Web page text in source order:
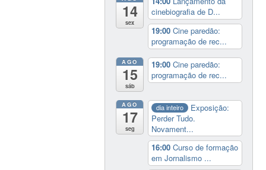
14
sex
cinebiografia de D...
19:00Cine paredão:
programação de rec...
AGO
15
sáb
19:00Cine paredão:
programação de rec...
AGO
17
seg
dia inteiro
Exposição:
Perder Tudo.
Novament...
16:00Curso de formação
em Jornalismo ...